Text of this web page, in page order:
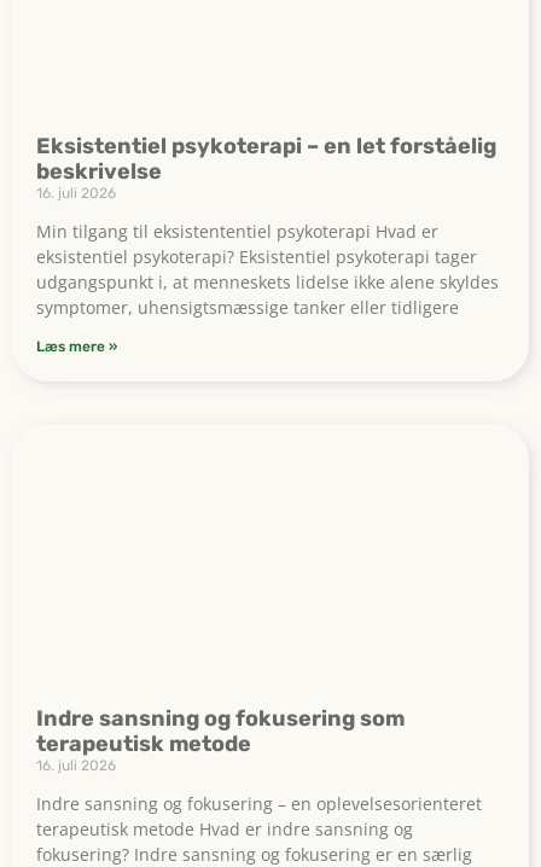
Eksistentiel psykoterapi – en let forståelig
beskrivelse
16. juli 2026
Min tilgang til eksistententiel psykoterapi Hvad er
eksistentiel psykoterapi? Eksistentiel psykoterapi tager
udgangspunkt i, at menneskets lidelse ikke alene skyldes
symptomer, uhensigtsmæssige tanker eller tidligere
Læs mere »
Indre sansning og fokusering som
terapeutisk metode
16. juli 2026
Indre sansning og fokusering – en oplevelsesorienteret
terapeutisk metode Hvad er indre sansning og
fokusering? Indre sansning og fokusering er en særlig